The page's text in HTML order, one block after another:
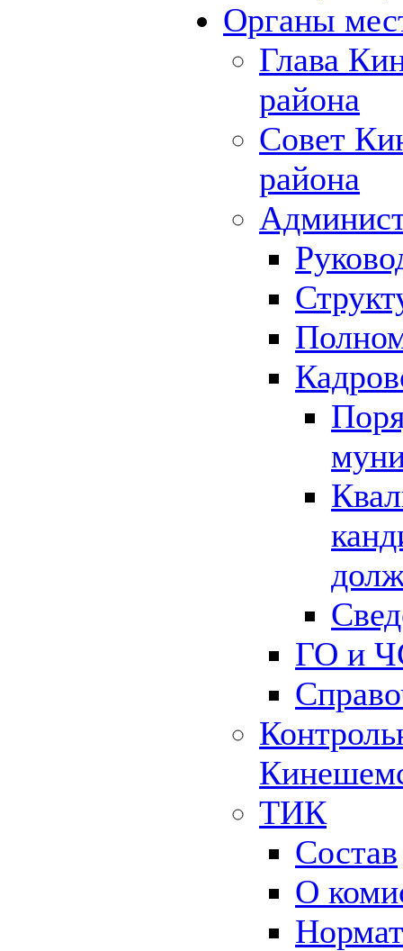
Органы
Глава
района
Совет
района
ГО и
ТИК
Состав
О